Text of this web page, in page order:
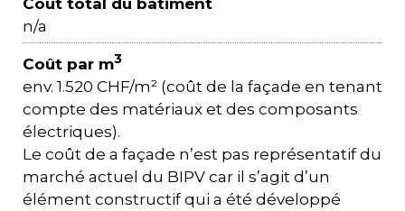
Coût total du bâtiment
n/a
Coût par m3
env. 1.520 CHF/m² (coût de la façade en tenant
compte des matériaux et des composants
électriques).
Le coût de a façade n’est pas représentatif du
marché actuel du BIPV car il s’agit d’un
élément constructif qui a été développé